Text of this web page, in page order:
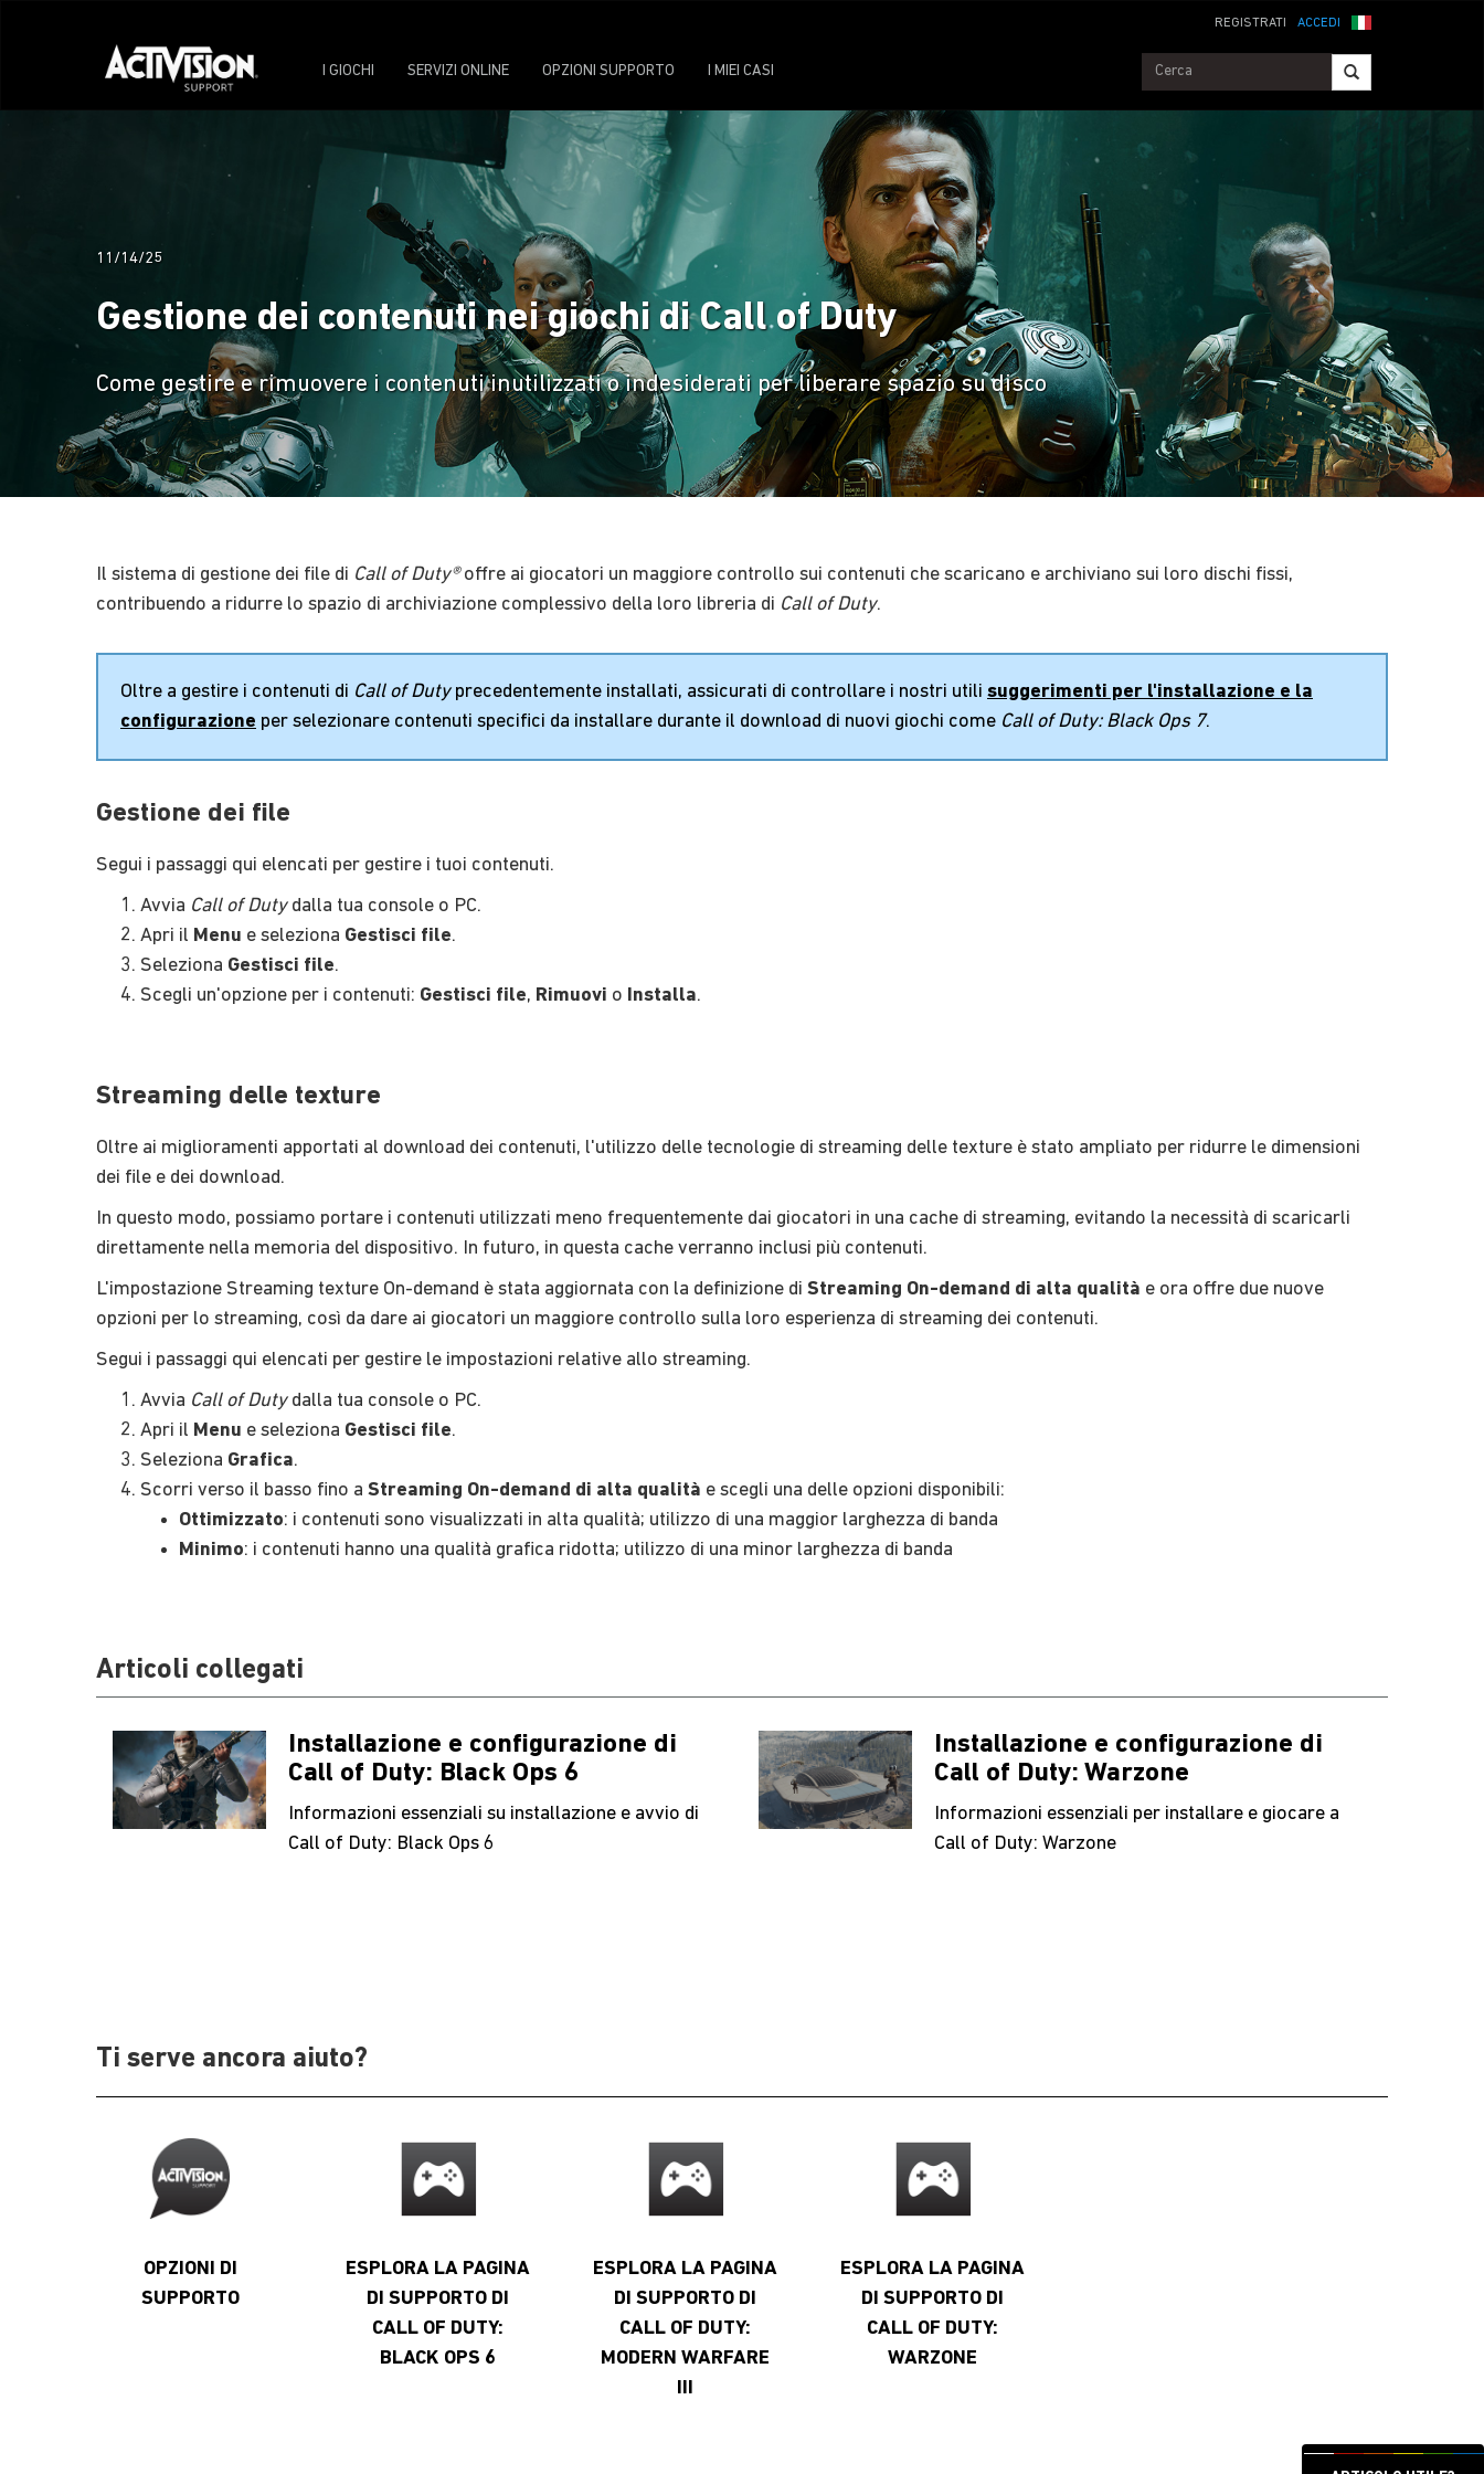
ACCEDI
REGISTRATI
I GIOCHI SERVIZI ONLINE OPZIONI SUPPORTO I MIEI CASI
11/14/25
Gestione dei contenuti nei giochi di Call of Duty
Come gestire e rimuovere i contenuti inutilizzati o indesiderati per liberare spazio su disco
Il sistema di gestione dei file di Call of Duty®offre ai giocatori un maggiore controllo sui contenuti che scaricano e archiviano sui loro dischi fissi,
contribuendo a ridurre lo spazio di archiviazione complessivo della loro libreria di Call of Duty.
Oltre a gestire i contenuti di Call of Dutyprecedentemente installati, assicurati di controllare i nostri utili suggerimenti per l'installazione e la
configurazione per selezionare contenuti specifici da installare durante il download di nuovi giochi come Call of Duty: Black Ops 7.
Gestione dei file
Segui i passaggi qui elencati per gestire i tuoi contenuti.
Avvia Call of Dutydalla tua console o PC.
Apri il Menu e seleziona Gestisci file.
Seleziona Gestisci file.
Scegli un'opzione per i contenuti: Gestisci file, Rimuovi o Installa.
Streaming delle texture
Oltre ai miglioramenti apportati al download dei contenuti, l'utilizzo delle tecnologie di streaming delle texture è stato ampliato per ridurre le dimensioni
dei file e dei download.
In questo modo, possiamo portare i contenuti utilizzati meno frequentemente dai giocatori in una cache di streaming, evitando la necessità di scaricarli
direttamente nella memoria del dispositivo. In futuro, in questa cache verranno inclusi più contenuti.
L'impostazione Streaming texture On-demand è stata aggiornata con la definizione di Streaming On-demand di alta qualità e ora offre due nuove
opzioni per lo streaming, così da dare ai giocatori un maggiore controllo sulla loro esperienza di streaming dei contenuti.
Segui i passaggi qui elencati per gestire le impostazioni relative allo streaming.
Avvia Call of Dutydalla tua console o PC.
Apri il Menu e seleziona Gestisci file.
Seleziona Grafica.
Scorri verso il basso fino a Streaming On-demand di alta qualità e scegli una delle opzioni disponibili:
Ottimizzato: i contenuti sono visualizzati in alta qualità; utilizzo di una maggior larghezza di banda
Minimo: i contenuti hanno una qualità grafica ridotta; utilizzo di una minor larghezza di banda
Articoli collegati
Installazione e configurazione di
Call of Duty: Black Ops 6
Informazioni essenziali su installazione e avvio di
Call of Duty: Black Ops 6
Installazione e configurazione di
Call of Duty: Warzone
Informazioni essenziali per installare e giocare a
Call of Duty: Warzone
Ti serve ancora aiuto?
OPZIONI DI
SUPPORTO
ESPLORA LA PAGINA
DI SUPPORTO DI
CALL OF DUTY:
BLACK OPS 6
ESPLORA LA PAGINA
DI SUPPORTO DI
CALL OF DUTY:
MODERN WARFARE
ESPLORA LA PAGINA
DI SUPPORTO DI
CALL OF DUTY:
WARZONE